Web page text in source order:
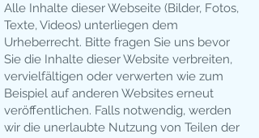
Alle Inhalte dieser Webseite (Bilder, Fotos,
Texte, Videos) unterliegen dem
Urheberrecht. Bitte fragen Sie uns bevor
Sie die Inhalte dieser Website verbreiten,
vervielfältigen oder verwerten wie zum
Beispiel auf anderen Websites erneut
veröffentlichen. Falls notwendig, werden
wir die unerlaubte Nutzung von Teilen der